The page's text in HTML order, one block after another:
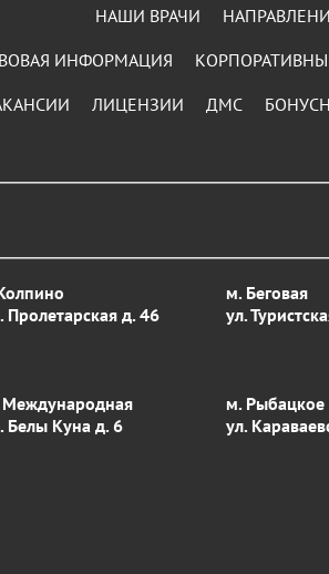
НАШИ ВРАЧИ
ИНФОРМАЦИЯ
ДМС
ЛИЦЕНЗИИ
Пролетарская д. 46
м. Беговая
ул.
Белы Куна д. 6
м. Рыбацкое
ул.